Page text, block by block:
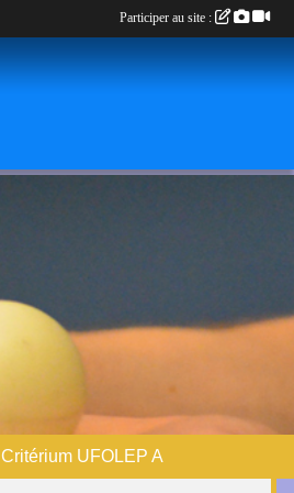
Critérium UFOLEP A
Participer au site :